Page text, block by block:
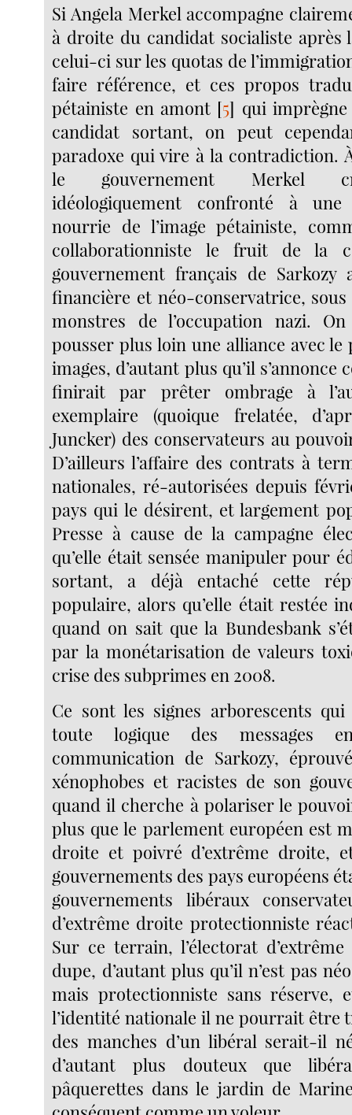
Si Angela Merkel accompagne
à droite du candidat socialiste après
celui-ci sur les quotas de
faire référence, et ces propos
pétainiste en amont[5] qui
candidat sortant, on peut
paradoxe qui vire à la contradiction.
le gouvernement Merkel
idéologiquement confronté à une
nourrie de l’image pétainiste,
collaborationniste le fruit de la
gouvernement français de Sarkozy
financière et néo-conservatrice, sous
monstres de l’occupation nazi.
pousser plus loin une alliance avec
images, d’autant plus qu’il
finirait par prêter ombrage à
exemplaire (quoique frelatée,
Juncker) des conservateurs au
D’ailleurs l’affaire des contrats à
nationales, ré-autorisées depuis
pays qui le désirent, et largement
Presse à cause de la campagne
qu’elle était sensée manipuler pour
sortant, a déjà entaché cette
populaire, alors qu’elle était restée
quand on sait que la Bundesbank
par la monétarisation de valeurs
crise des subprimes en 2008.
Ce sont les signes arborescents qui
toute logique des messages
communication de Sarkozy,
xénophobes et racistes de son
quand il cherche à polariser le
plus que le parlement européen est
droite et poivré d’extrême droite,
gouvernements des pays européens
gouvernements libéraux
d’extrême droite protectionniste
Sur ce terrain, l’électorat
dupe, d’autant plus qu’il n’est pas
mais protectionniste sans réserve,
l’identité nationale il ne pourrait être
des manches d’un libéral serait-il
d’autant plus douteux que
pâquerettes dans le jardin de